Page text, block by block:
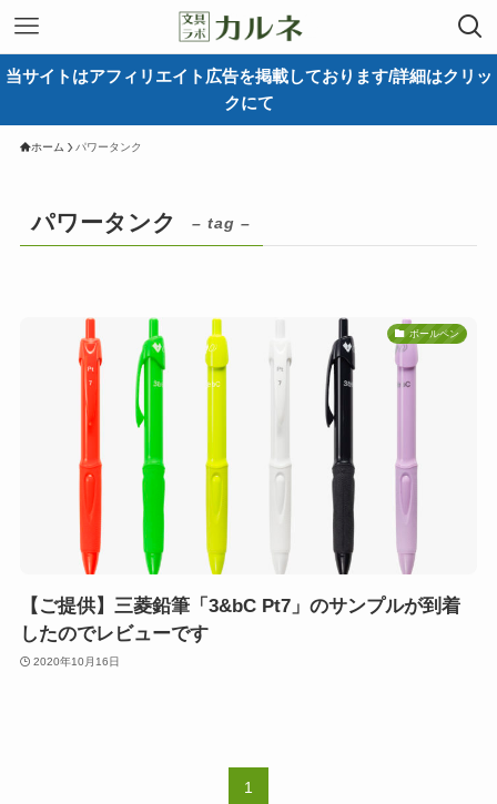
当サイトはアフィリエイト広告を掲載しております/詳細はクリッ
クにて
ホーム パワータンク
パワータンク – tag –
ボールペン
【ご提供】三菱鉛筆「3&bC Pt7」のサンプルが到着
したのでレビューです
2020年10月16日
1